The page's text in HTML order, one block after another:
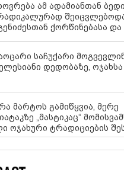
ამ ადამიანთან
ქორწინებასა და
საჩუქარი
დედობაზე,
მარტოს გამიწყვია, მერე
„მასტიკაც“
ოჯახური ტრადიციების